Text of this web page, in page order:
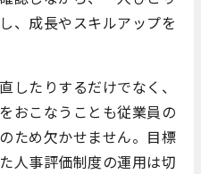
、成長やスキルアップを
したりするだけでなく、
おこなうことも従業員の
ため欠かせません。目標
人事評価制度の運用は切